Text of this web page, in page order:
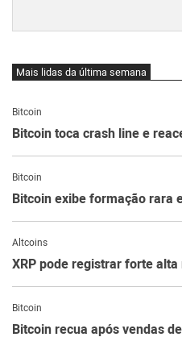
Mais lidas da última semana
Bitcoin
Bitcoin toca crash line e
Bitcoin
Bitcoin exibe formação rara
Altcoins
XRP pode registrar forte
Bitcoin
Bitcoin recua após vendas